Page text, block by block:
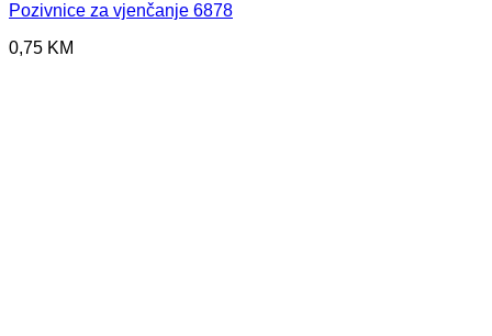
Pozivnice za vjenčanje 6878
0,75 KM